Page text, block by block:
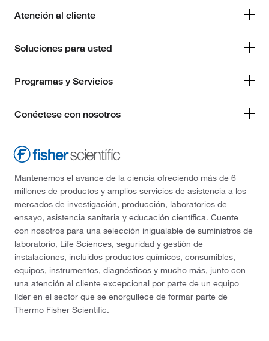
Atención al cliente
Soluciones para usted
Programas y Servicios
Conéctese con nosotros
Mantenemos el avance de la ciencia ofreciendo más de 6
millones de productos y amplios servicios de asistencia a los
mercados de investigación, producción, laboratorios de
ensayo, asistencia sanitaria y educación científica. Cuente
con nosotros para una selección inigualable de suministros de
laboratorio, Life Sciences, seguridad y gestión de
instalaciones, incluidos productos químicos, consumibles,
equipos, instrumentos, diagnósticos y mucho más, junto con
una atención al cliente excepcional por parte de un equipo
líder en el sector que se enorgullece de formar parte de
Thermo Fisher Scientific.